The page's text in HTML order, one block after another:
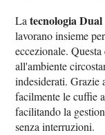
Latecnologia Dual
lavorano insieme
eccezionale.
all'ambiente
indesiderati. Grazie
facilmente le cuffie
facilitando la
senza interruzioni.